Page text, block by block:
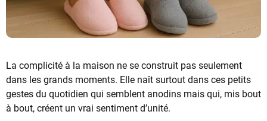
La complicité à la maison ne se construit pas seulement
dans les grands moments. Elle naît surtout dans ces petits
gestes du quotidien qui semblent anodins mais qui, mis bout
à bout, créent un vrai sentiment d’unité.